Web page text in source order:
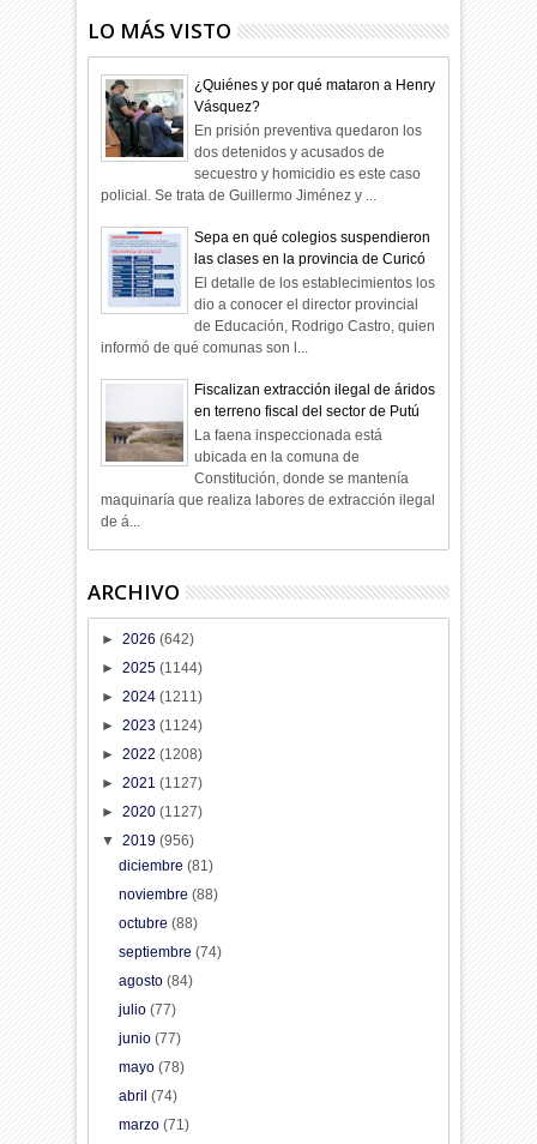
LO MÁS VISTO
¿Quiénes y por qué mataron a Henry
Vásquez?
En prisión preventiva quedaron los
dos detenidos y acusados de
secuestro y homicidio es este caso
policial. Se trata de Guillermo Jiménez y ...
Sepa en qué colegios suspendieron
las clases en la provincia de Curicó
El detalle de los establecimientos los
dio a conocer el director provincial
de Educación, Rodrigo Castro, quien
informó de qué comunas son l...
Fiscalizan extracción ilegal de áridos
en terreno fiscal del sector de Putú
La faena inspeccionada está
ubicada en la comuna de
Constitución, donde se mantenía
maquinaría que realiza labores de extracción ilegal
de á...
ARCHIVO
►2026(642)
►2025(1144)
►2024(1211)
►2023(1124)
►2022(1208)
►2021(1127)
►2020(1127)
▼2019(956)
diciembre (81)
noviembre (88)
octubre (88)
septiembre (74)
agosto (84)
julio (77)
junio (77)
mayo (78)
abril (74)
marzo (71)